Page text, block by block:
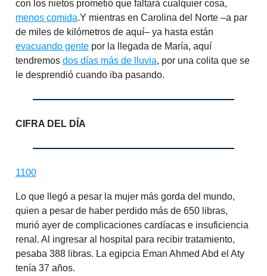
con los nietos prometió que faltará cualquier cosa,
menos comida.Y mientras en Carolina del Norte –a par
de miles de kilómetros de aquí– ya hasta están
evacuando gente por la llegada de María, aquí
tendremos dos días más de lluvia, por una colita que se
le desprendió cuando iba pasando.
CIFRA DEL DÍA
1100
Lo que llegó a pesar la mujer más gorda del mundo,
quien a pesar de haber perdido más de 650 libras,
murió ayer de complicaciones cardíacas e insuficiencia
renal. Al ingresar al hospital para recibir tratamiento,
pesaba 388 libras. La egipcia Eman Ahmed Abd el Aty
tenía 37 años.